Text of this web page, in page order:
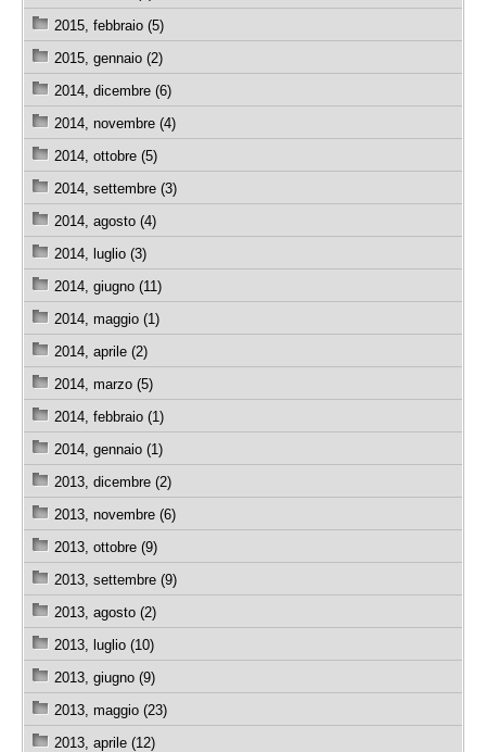
2015, febbraio (5)
2015, gennaio (2)
2014, dicembre (6)
2014, novembre (4)
2014, ottobre (5)
2014, settembre (3)
2014, agosto (4)
2014, luglio (3)
2014, giugno (11)
2014, maggio (1)
2014, aprile (2)
2014, marzo (5)
2014, febbraio (1)
2014, gennaio (1)
2013, dicembre (2)
2013, novembre (6)
2013, ottobre (9)
2013, settembre (9)
2013, agosto (2)
2013, luglio (10)
2013, giugno (9)
2013, maggio (23)
2013, aprile (12)